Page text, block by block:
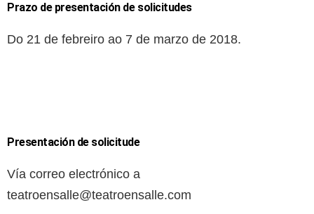
Prazo de presentación de solicitudes
Do 21 de febreiro ao 7 de marzo de 2018.
Presentación de solicitude
Vía correo electrónico a
teatroensalle@teatroensalle.com